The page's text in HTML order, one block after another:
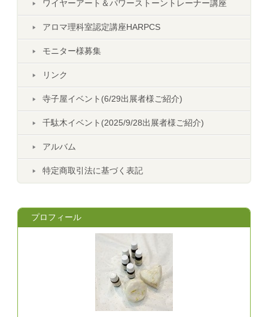
ワイヤーアート＆パワーストーントレーナー講座
アロマ理科室認定講座HARPCS
モニター様募集
リンク
寺子屋イベント(6/29出展者様ご紹介)
千駄木イベント(2025/9/28出展者様ご紹介)
アルバム
特定商取引法に基づく表記
プロフィール